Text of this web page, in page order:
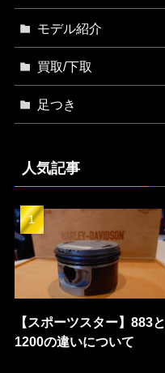
モデル紹介
買取/下取
足つき
人気記事
【スポーツスター】883と
1200の違いについて